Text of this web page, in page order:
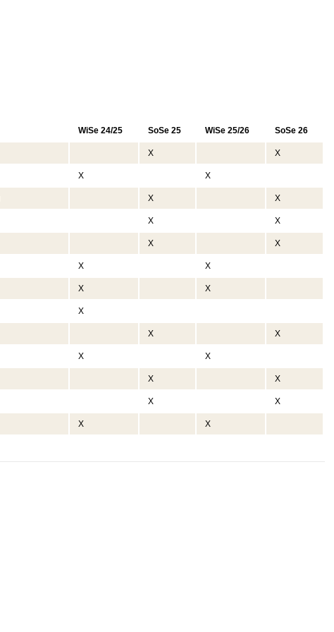
WiSe 24/25 SoSe 25 WiSe 25/26 SoSe 26
X X
X X
X X
X X
X X
X X
X X
X
X X
X X
X X
X X
X X